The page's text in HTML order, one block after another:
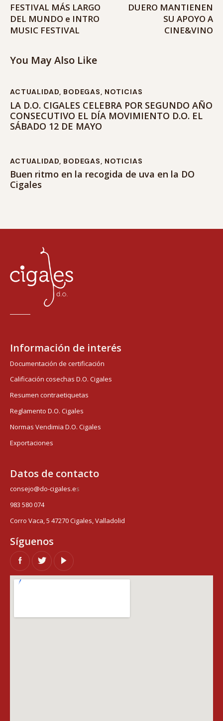
FESTIVAL MÁS LARGO
DEL MUNDO e INTRO
MUSIC FESTIVAL
DUERO MANTIENEN
SU APOYO A
CINE&VINO
You May Also Like
ACTUALIDAD, BODEGAS, NOTICIAS
LA D.O. CIGALES CELEBRA POR SEGUNDO AÑO
CONSECUTIVO EL DÍA MOVIMIENTO D.O. EL
SÁBADO 12 DE MAYO
ACTUALIDAD, BODEGAS, NOTICIAS
Buen ritmo en la recogida de uva en la DO
Cigales
Información de interés
Documentación de certificación
Calificación cosechas D.O. Cigales
Resumen contraetiquetas
Reglamento D.O. Cigales
Normas Vendimia D.O. Cigales
Exportaciones
Datos de contacto
consejo@do-cigales.es
983 580 074
Corro Vaca, 5 47270 Cigales, Valladolid
Síguenos